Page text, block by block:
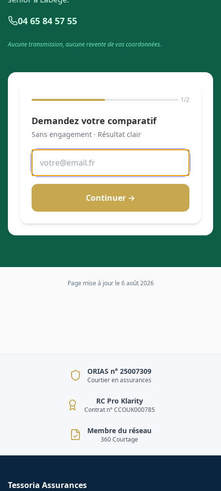
04 65 84 57 55
Aucune transmission, aucune revente de vos coordonnées.
1/2
Demandez votre comparatif
Sans engagement · Résultat clair
Continuer →
Page mise à jour le 6 août 2026
ORIAS n° 25007309
Courtier en assurances
RC Pro Klarity
Contrat n° CCOUK000785
Membre du réseau
360 Courtage
Tessoria Assurances